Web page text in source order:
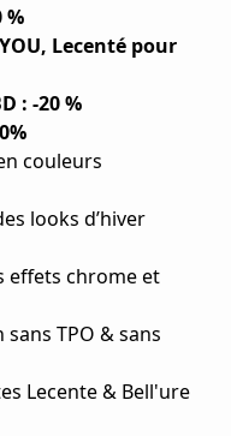
%
Lecenté pour
: -20 %
couleurs
looks d’hiver
effets chrome et
sans TPO & sans
Lecente & Bell'ure